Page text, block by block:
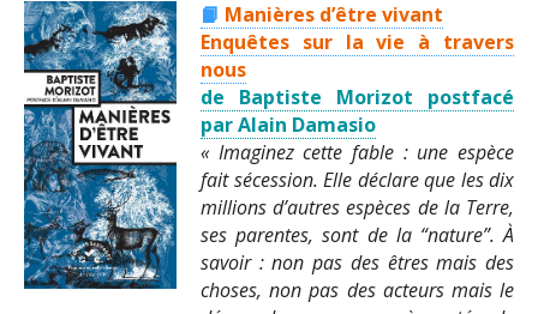
📙 Manières d’être vivant
Enquêtes sur la vie à travers
nous
de Baptiste Morizot postfacé
par Alain Damasio
« Imaginez cette fable : une espèce
fait sécession. Elle déclare que les dix
millions d’autres espèces de la Terre,
ses parentes, sont de la “nature”. À
savoir : non pas des êtres mais des
choses, non pas des acteurs mais le